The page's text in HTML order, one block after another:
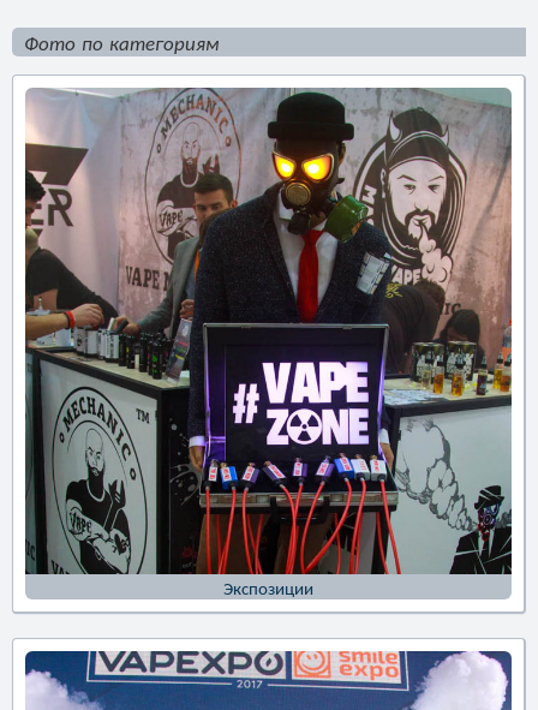
Фото по категориям
Экспозиции